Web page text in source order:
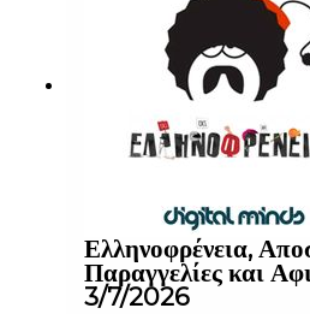
Ελληνοφρένεια,
Παραγγελίες και
3/7/2026